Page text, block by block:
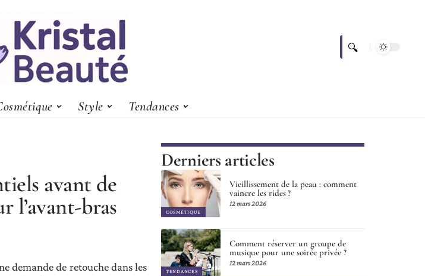
Style Tendances
avant de
l’avant-bras
demande de retouche dans les
Derniers articles
COSMÉTIQUE
Vieillissement de la peau : comment
vaincre les rides ?
12 mars 2026
TENDANCES
Comment réserver un groupe de
musique pour une soirée privée ?
12 mars 2026